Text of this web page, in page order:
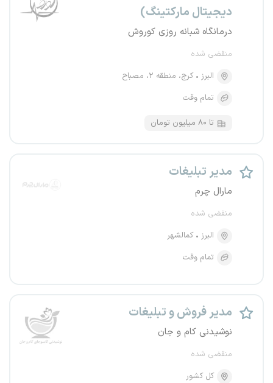
دیجیتال مارکتینگ)
درمانگاه شبانه روزی کوروش
منقضی شده
البرز
کرج، منطقه ۲، مصباح
تمام وقت
تا ۸۰ میلیون تومان
مدیر تبلیغات
مارال چرم
منقضی شده
البرز
کمالشهر
تمام وقت
مدیر فروش و تبلیغات
نوشیدنی کام و جان
منقضی شده
کل کشور